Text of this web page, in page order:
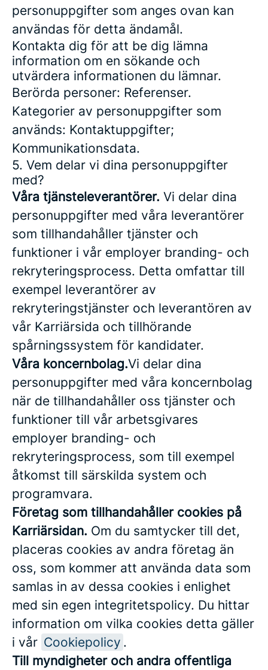
personuppgifter som anges ovan kan
användas för detta ändamål.
Kontakta dig för att be dig lämna
information om en sökande och
utvärdera informationen du lämnar.
Berörda personer: Referenser.
Kategorier av personuppgifter som
används: Kontaktuppgifter;
Kommunikationsdata.
5. Vem delar vi dina personuppgifter
med?
Våra tjänsteleverantörer. Vi delar dina
personuppgifter med våra leverantörer
som tillhandahåller tjänster och
funktioner i vår employer branding- och
rekryteringsprocess. Detta omfattar till
exempel leverantörer av
rekryteringstjänster och leverantören av
vår Karriärsida och tillhörande
spårningssystem för kandidater.
Våra koncernbolag.Vi delar dina
personuppgifter med våra koncernbolag
när de tillhandahåller oss tjänster och
funktioner till vår arbetsgivares
employer branding- och
rekryteringsprocess, som till exempel
åtkomst till särskilda system och
programvara.
Företag som tillhandahåller cookies på
Karriärsidan. Om du samtycker till det,
placeras cookies av andra företag än
oss, som kommer att använda data som
samlas in av dessa cookies i enlighet
med sin egen integritetspolicy. Du hittar
information om vilka cookies detta gäller
i vår Cookiepolicy .
Till myndigheter och andra offentliga